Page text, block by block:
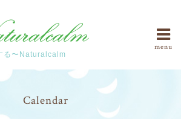
る〜Naturalcalm
menu
Calendar